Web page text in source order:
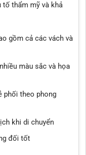
tố thẩm mỹ và khả
gồm cả các vách và
màu sắc và họa
phối theo phong
khi di chuyển
đối tốt